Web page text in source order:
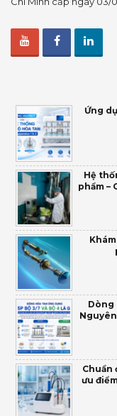
Ứng
Hệ
phẩm –
Dòng
Chuẩn
ưu